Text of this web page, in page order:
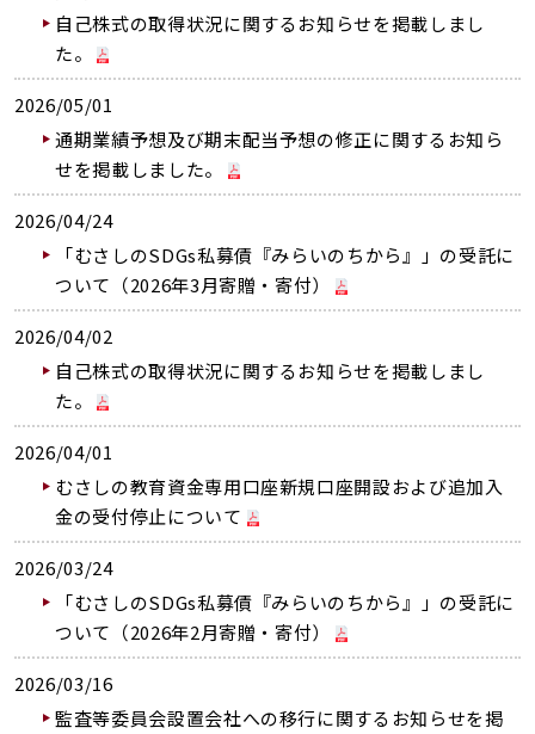
自己株式の取得状況に関するお知らせを掲載しまし
た。
2026/05/01
通期業績予想及び期末配当予想の修正に関するお知ら
せを掲載しました。
2026/04/24
「むさしのSDGs私募債『みらいのちから』」の受託に
ついて（2026年3月寄贈・寄付）
2026/04/02
自己株式の取得状況に関するお知らせを掲載しまし
た。
2026/04/01
むさしの教育資金専用口座新規口座開設および追加入
金の受付停止について
2026/03/24
「むさしのSDGs私募債『みらいのちから』」の受託に
ついて（2026年2月寄贈・寄付）
2026/03/16
監査等委員会設置会社への移行に関するお知らせを掲